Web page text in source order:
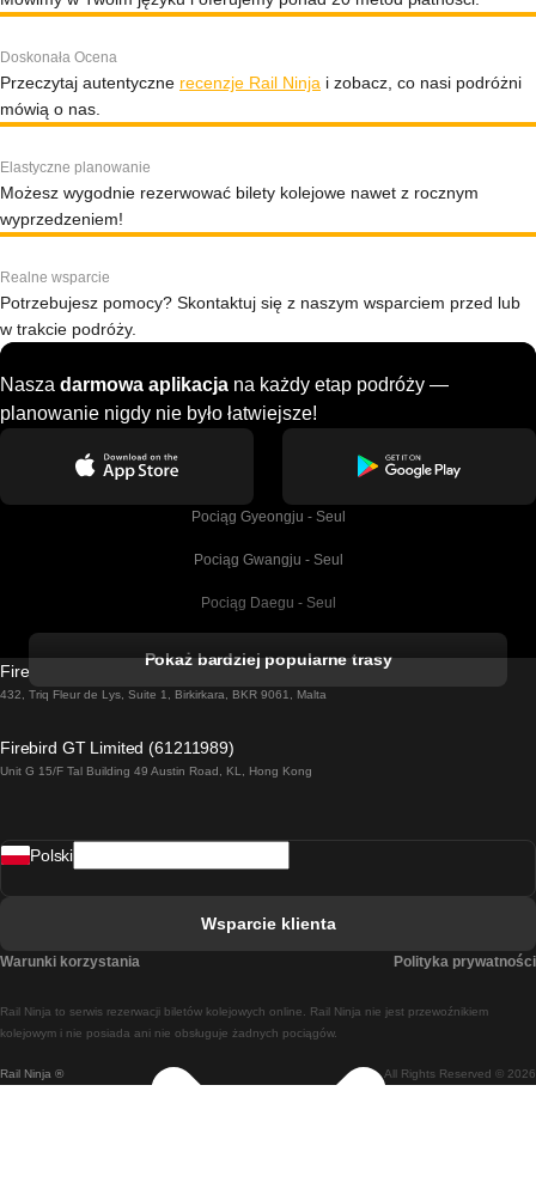
Doskonała Ocena
Przeczytaj autentyczne recenzje Rail Ninja i zobacz, co nasi podróżni
mówią o nas.
Elastyczne planowanie
Możesz wygodnie rezerwować bilety kolejowe nawet z rocznym
wyprzedzeniem!
Realne wsparcie
Potrzebujesz pomocy? Skontaktuj się z naszym wsparciem przed lub
w trakcie podróży.
Nasza darmowa aplikacja na każdy etap podróży —
planowanie nigdy nie było łatwiejsze!
Pociąg Gyeongju - Seul
Pociąg Gwangju - Seul
Pociąg Daegu - Seul
Pociąg Dublin - Galway
Pociąg Rzym - Neapol
Pociąg Madryt - Lizbona
Pociąg Madryt - Barcelona
Pokaż bardziej popularne trasy
Firebird GT Limited (OC 1451)
432, Triq Fleur de Lys, Suite 1, Birkirkara, BKR 9061, Malta
Firebird GT Limited (61211989)
Unit G 15/F Tal Building 49 Austin Road, KL, Hong Kong
Rail Ninja ® All Rights Reserved © 2026
Rail Ninja to serwis rezerwacji biletów kolejowych online. Rail Ninja nie jest przewoźnikiem
kolejowym i nie posiada ani nie obsługuje żadnych pociągów.
Polski
Wsparcie klienta
Warunki korzystania Polityka prywatności